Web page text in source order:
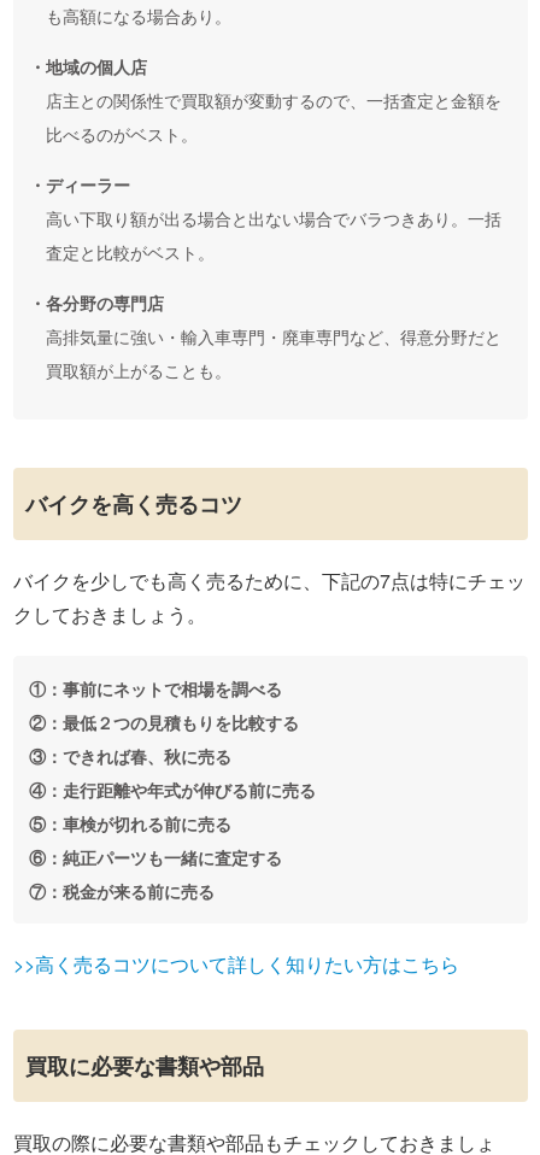
も高額になる場合あり。
・地域の個人店
店主との関係性で買取額が変動するので、一括査定と金額を
比べるのがベスト。
・ディーラー
高い下取り額が出る場合と出ない場合でバラつきあり。一括
査定と比較がベスト。
・各分野の専門店
高排気量に強い・輸入車専門・廃車専門など、得意分野だと
買取額が上がることも。
バイクを高く売るコツ
バイクを少しでも高く売るために、下記の7点は特にチェッ
クしておきましょう。
①：事前にネットで相場を調べる
②：最低２つの見積もりを比較する
③：できれば春、秋に売る
④：走行距離や年式が伸びる前に売る
⑤：車検が切れる前に売る
⑥：純正パーツも一緒に査定する
⑦：税金が来る前に売る
>>高く売るコツについて詳しく知りたい方はこちら
買取に必要な書類や部品
買取の際に必要な書類や部品もチェックしておきましょ